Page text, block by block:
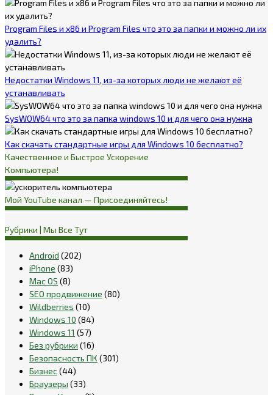
Program Files и x86 и Program Files что это за папки и можно ли их
удалить?
Недостатки Windows 11, из-за которых люди не желают её
устанавливать
SysWOW64 что это за папка windows 10 и для чего она нужна
Как скачать стандартные игры для Windows 10 бесплатно?
Качественное и Быстрое Ускорение
Компьютера!
Мой YouTube канал — Присоединяйтесь!
Рубрики | Мы Все Тут
Android (202)
iPhone (83)
Mac OS (8)
SEO продвижение (80)
Wildberries (10)
Windows 10 (84)
Windows 11 (57)
Без рубрики (16)
Безопасность ПК (301)
Бизнес (44)
Браузеры (33)